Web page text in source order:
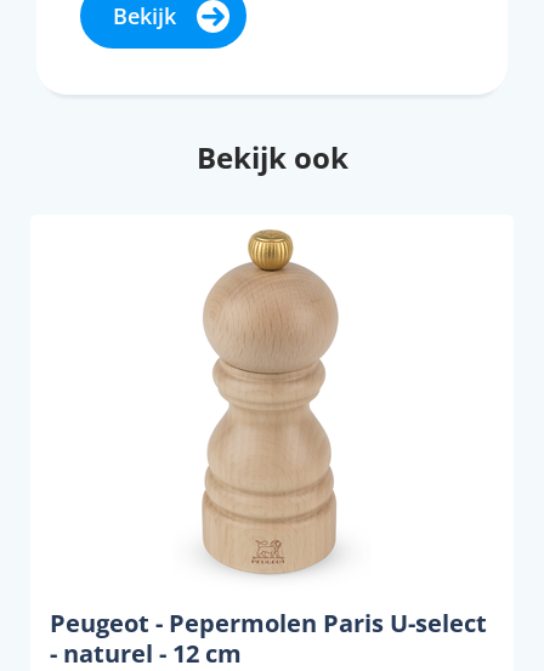
Bekijk
Bekijk ook
Peugeot - Pepermolen Paris U-select
- naturel - 12 cm